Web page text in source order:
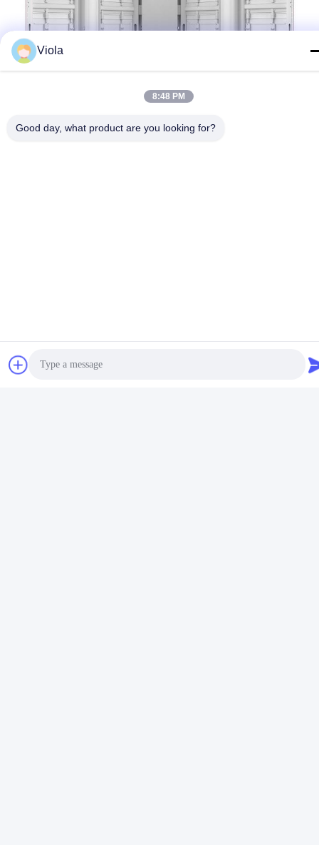
Viola
8:48 PM
Good day, what product are you looking for?